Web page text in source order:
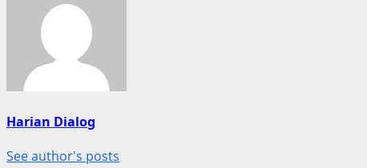
Harian Dialog
See author's posts